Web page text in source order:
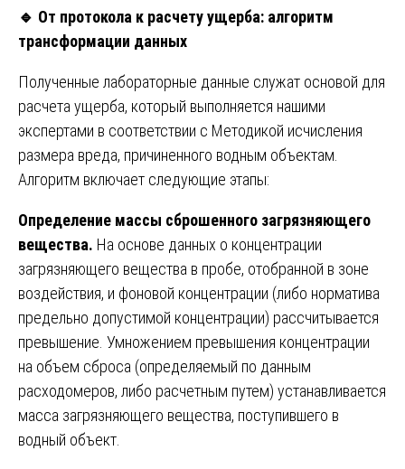
🔹 От протокола к расчету ущерба: алгоритм
трансформации данных
Полученные лабораторные данные служат основой для
расчета ущерба, который выполняется нашими
экспертами в соответствии с Методикой исчисления
размера вреда, причиненного водным объектам.
Алгоритм включает следующие этапы:
Определение массы сброшенного загрязняющего
вещества. На основе данных о концентрации
загрязняющего вещества в пробе, отобранной в зоне
воздействия, и фоновой концентрации (либо норматива
предельно допустимой концентрации) рассчитывается
превышение. Умножением превышения концентрации
на объем сброса (определяемый по данным
расходомеров, либо расчетным путем) устанавливается
масса загрязняющего вещества, поступившего в
водный объект.